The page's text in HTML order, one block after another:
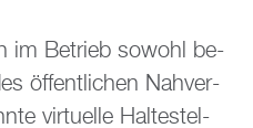
im Be­trieb so­wohl be­
öf­fent­li­chen Nah­ver­
vir­tu­el­le Hal­te­stel­